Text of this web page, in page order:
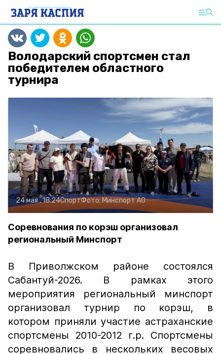
Володарский спортсмен стал
победителем областного
турнира
24 мая , 18:24СпортФото: Минспорт АО
Соревнования по корэш организовал
региональный Минспорт
В Приволжском районе состоялся
Сабантуй-2026. В рамках этого
мероприятия региональный минспорт
организовал турнир по корэш, в
котором приняли участие астраханские
спортсмены 2010-2012 г.р. Спортсмены
соревновались в нескольких весовых